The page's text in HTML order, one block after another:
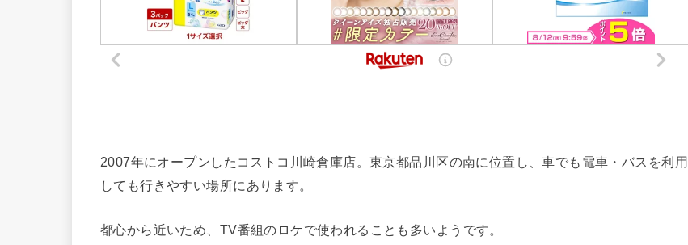
2007年にオープンしたコストコ川崎倉庫店。東京都品川区の南に位置し、車でも電車・バスを利用
しても行きやすい場所にあります。
都心から近いため、TV番組のロケで使われることも多いようです。